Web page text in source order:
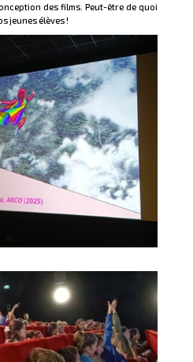
des films. Peut-être de quoi
jeunes élèves !